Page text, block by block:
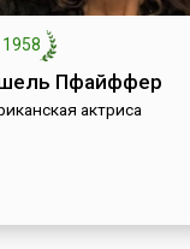
1958
Пфайффер
актриса